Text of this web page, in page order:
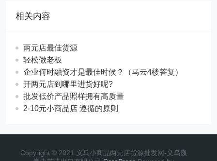
相关内容
两元店最佳货源
轻松做老板
企业何时融资才是最佳时候？（马云4楼答复）
开两元店到哪里进货好呢?
批发低价产品照样拥有高质量
2-10元小商品店 遵循的原则
Copyright © 2021 义乌小商品两元店货源批发网-义乌巍